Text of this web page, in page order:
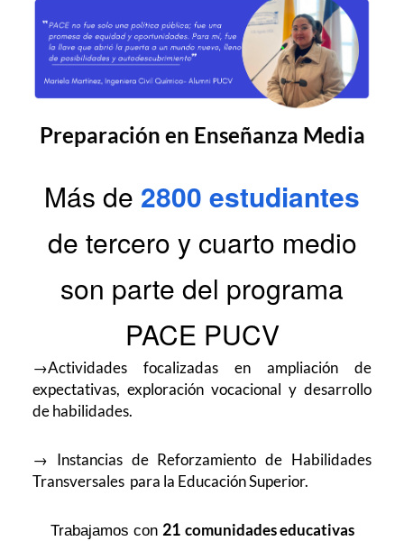
Preparación en Enseñanza Media
Más de 2800 estudiantes
de tercero y cuarto medio
son parte del programa
PACE PUCV
→Actividades focalizadas en ampliación de
expectativas, exploración vocacional y desarrollo
de habilidades.
→ Instancias de Reforzamiento de Habilidades
Transversales para la Educación Superior.
Trabajamos con 21 comunidades educativas